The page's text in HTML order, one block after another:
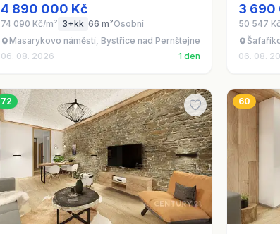
4 890 000 Kč
74 090 Kč/m² 3+kk 66 m²Osobní
Masarykovo náměstí, Bystřice nad Pernštejnem, okres Žďár nad
06. 08. 2026
1 den
3 690
50 547
06. 08.
72 60